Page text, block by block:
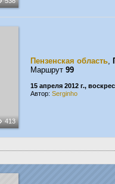
413
Пензенская область,
Маршрут 99
15 апреля 2012 г.,
Автор: Serginho